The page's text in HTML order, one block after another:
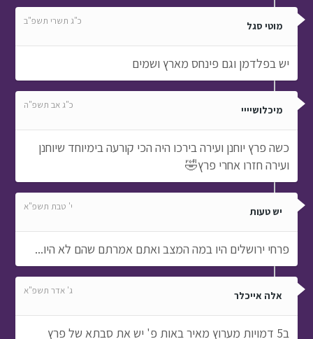
מוטי סגל כ"ג תשרי תשפ"ב
יש בפלדמן וגם פינחס מארץ ושמים
מיכלושיייי כ"ג אב תשפ"ה
כשה פרץ יוחנן ועירה בירכו היה הכי קורעה בימיוחד שיוחנן
ועירה חזרו אחרי פרץ🤣
יש טעות י' טבת תשפ"א
פרחי ירושלים היו במה המצב ואתם אמרתם שהם לא היו...
אלה אייכלר ג' אדר תשפ"א
ב5 דמויות מערוץ מאיר באות פ' יש את סבתא של פרץ